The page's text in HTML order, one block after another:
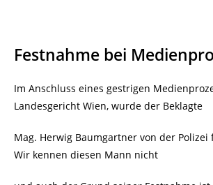
Festnahme bei
Im Anschluss eines gestrigen
Landesgericht Wien, wurde der Beklagte
Mag. Herwig Baumgartner von der Polizei
Wir kennen diesen Mann nicht